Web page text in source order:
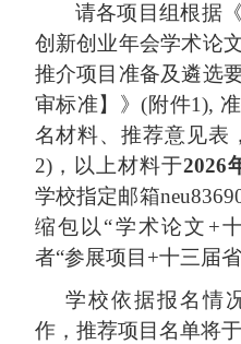
请各项目组根据
创新创业年会学术论
推介项目准备及遴选
审标准】 》(附件1),
名材料、推荐意见表
2)，以上材料于2026
学校指定邮箱
缩包以“学术论文+
者“参展项目+十三届
学校依据报名情
作，推荐项目 名单将于